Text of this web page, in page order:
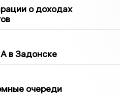
о доходах
в Задонске
очереди